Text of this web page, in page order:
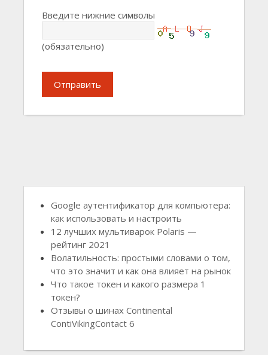
Введите нижние символы
(обязательно)
Отправить
Google аутентификатор для компьютера:
как использовать и настроить
12 лучших мультиварок Polaris —
рейтинг 2021
Волатильность: простыми словами о том,
что это значит и как она влияет на рынок
Что такое токен и какого размера 1
токен?
Отзывы о шинах Continental
ContiVikingContact 6